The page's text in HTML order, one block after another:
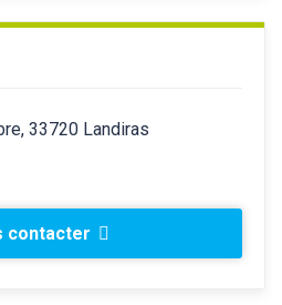
33720 Landiras
contacter